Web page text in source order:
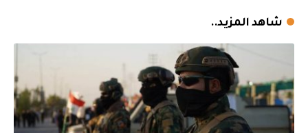
شاهد المزيد..